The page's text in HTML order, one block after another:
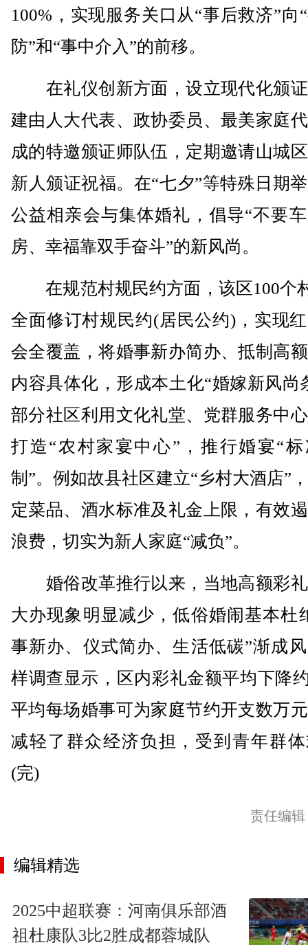
100%，实现服务关口从“事后救济”向
防”和“事中介入”的前移。
在礼仪创新方面，设立现代化颁
建由人大代表、政协委员、最美家庭
成的特邀颁证师队伍，定期邀请山城
新人颁证祝福。在“七夕”等特殊日期
公益相亲会与集体婚礼，倡导“不要
房、幸福靠双手奋斗”的新风尚。
在规范村规民约方面，该区100个
全面修订村规民约(居民公约)，实现
会全覆盖，将婚事新办简办、抵制高
内容具体化，形成本土化“婚嫁新风尚
部分社区利用文化礼堂、党群服务中
打造“农村家宴中心”，推行婚宴“
制”。例如故县社区建立“乡村大酒店”
定菜品、酒水标准及礼金上限，有效
浪费，切实为新人家庭“减负”。
婚俗改革推行以来，当地高额彩
大办现象明显减少，低俗婚闹基本杜
事新办、仪式简办、生活低碳”渐成
样调查显示，区内彩礼金额平均下降
平均每场婚事可为家庭节约开支数万
减轻了群众经济负担，受到青年群
(完)
责任编
编辑精选
2025中超联赛：河南俱乐部酒
祖杜康队3比2胜成都蓉城队